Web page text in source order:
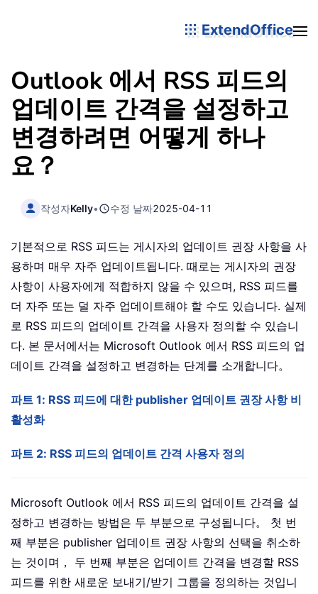
ExtendOffice
Outlook 에서 RSS 피드의
업데이트 간격을 설정하고
변경하려면 어떻게 하나
요？
작성자Kelly• 수정 날짜2025-04-11
기본적으로 RSS 피드는 게시자의 업데이트 권장 사항을 사
용하며 매우 자주 업데이트됩니다. 때로는 게시자의 권장
사항이 사용자에게 적합하지 않을 수 있으며, RSS 피드를
더 자주 또는 덜 자주 업데이트해야 할 수도 있습니다. 실제
로 RSS 피드의 업데이트 간격을 사용자 정의할 수 있습니
다. 본 문서에서는 Microsoft Outlook 에서 RSS 피드의 업
데이트 간격을 설정하고 변경하는 단계를 소개합니다。
파트 1: RSS 피드에 대한 publisher 업데이트 권장 사항 비
활성화
파트 2: RSS 피드의 업데이트 간격 사용자 정의
Microsoft Outlook 에서 RSS 피드의 업데이트 간격을 설
정하고 변경하는 방법은 두 부분으로 구성됩니다。 첫 번
째 부분은 publisher 업데이트 권장 사항의 선택을 취소하
는 것이며， 두 번째 부분은 업데이트 간격을 변경할 RSS
피드를 위한 새로운 보내기/받기 그룹을 정의하는 것입니